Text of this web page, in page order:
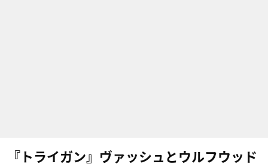
『トライガン』ヴァッシュとウルフウッド